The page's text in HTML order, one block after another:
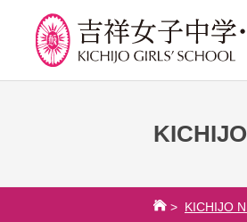
学校紹介
> KICHIJO